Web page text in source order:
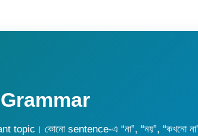
কোনো sentence-এ “না”, “নয়”, “কখনো